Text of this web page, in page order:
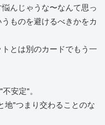
んじゃうな〜なんて思っ
ものを避けるべきかをカ
とは別のカードでもう一
安定"。
地"つまり交わることのな